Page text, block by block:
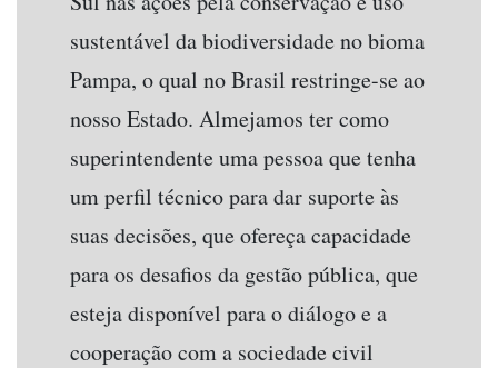
sustentável da biodiversidade no bioma
Pampa, o qual no Brasil restringe-se ao
nosso Estado. Almejamos ter como
superintendente uma pessoa que tenha
um perfil técnico para dar suporte às
suas decisões, que ofereça capacidade
para os desafios da gestão pública, que
esteja disponível para o diálogo e a
cooperação com a sociedade civil